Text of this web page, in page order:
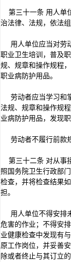
第三十一条 用人单
治法律、法规，依法
用人单位应当对劳
职业卫生培训，普及
规、规章和操作规程
职业病防护用品。
劳动者应当学习和
法规、规章和操作规
业病防护用品，发现
劳动者不履行前款
第三十二条 对从事
照国务院卫生行政部
检查，并将检查结果
担。
用人单位不得安排
危害的作业；不得安
业健康检查中发现有
原工作岗位，并妥善
除或者终止与其订立